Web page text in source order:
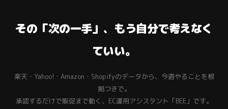
その「次の一手」、もう自分で考えなく
ていい。
楽天・Yahoo!・Amazon・Shopifyのデータから、今週やることを根
拠つきで。
承認するだけで販促まで動く、EC運用アシスタント「BEE」です。